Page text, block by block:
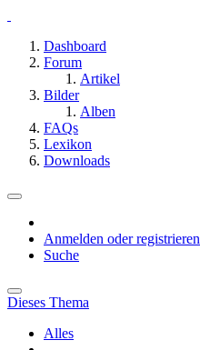
Dashboard
Forum
Artikel
Bilder
Alben
FAQs
Lexikon
Downloads
Anmelden oder registrieren
Suche
Dieses Thema
Alles